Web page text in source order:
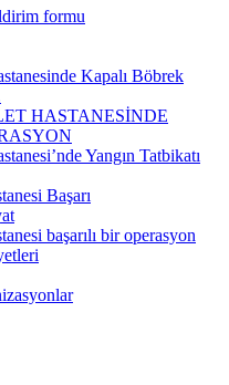
formu
Kapalı Böbrek
HASTANESİNDE
Yangın Tatbikatı
Başarı
başarılı bir operasyon